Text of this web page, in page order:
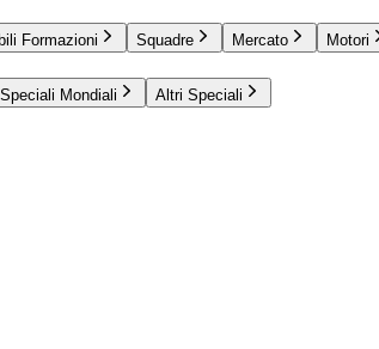
Formazioni Squadre Mercato Motori
Speciali Mondiali Altri Speciali